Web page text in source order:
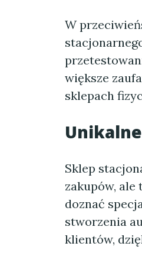
W
większe
sklepach
Sklep
zakupów,
doznać
stworzenia
klientów,